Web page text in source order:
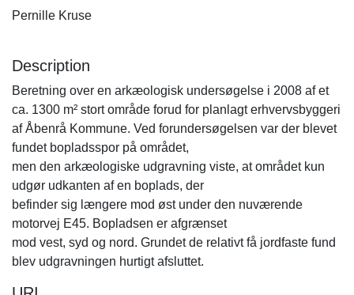
Pernille Kruse
Description
Beretning over en arkæologisk undersøgelse i 2008 af et
ca. 1300 m² stort område forud for planlagt erhvervsbyggeri
af Åbenrå Kommune. Ved forundersøgelsen var der blevet
fundet bopladsspor på området,
men den arkæologiske udgravning viste, at området kun
udgør udkanten af en boplads, der
befinder sig længere mod øst under den nuværende
motorvej E45. Bopladsen er afgrænset
mod vest, syd og nord. Grundet de relativt få jordfaste fund
blev udgravningen hurtigt afsluttet.